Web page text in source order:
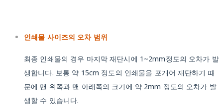
인쇄물 사이즈의 오차 범위
최종 인쇄물의 경우 마지막 재단시에 1~2mm정도의 오차가 발
생합니다. 보통 약 15cm 정도의 인쇄물을 포개어 재단하기 때
문에 맨 위쪽과 맨 아래쪽의 크기에 약 2mm 정도의 오차가 발
생할 수 있습니다.